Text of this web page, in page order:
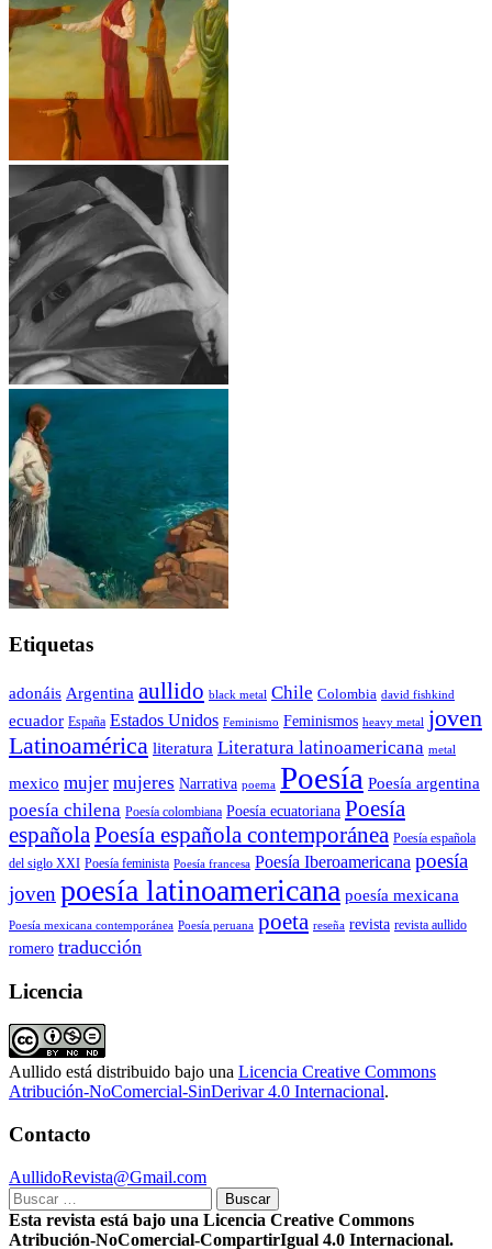
Etiquetas
adonáis Argentina aullido black metal Chile Colombia david fishkind
ecuador España Estados Unidos Feminismo Feminismos heavy metal joven
Latinoamérica literatura Literatura latinoamericana metal
mexico mujer mujeres Narrativa poema Poesía Poesía argentina
poesía chilena Poesía colombiana Poesía ecuatoriana Poesía
española Poesía española contemporánea Poesía española
del siglo XXI Poesía feminista Poesía francesa Poesía Iberoamericana poesía
joven poesía latinoamericana poesía mexicana
Poesía mexicana contemporánea Poesía peruana poeta reseña revista revista aullido
romero traducción
Licencia
Aullido está distribuido bajo una Licencia Creative Commons
Atribución-NoComercial-SinDerivar 4.0 Internacional.
Contacto
AullidoRevista@Gmail.com
Buscar:
Esta revista está bajo una Licencia Creative Commons
Atribución-NoComercial-CompartirIgual 4.0 Internacional.